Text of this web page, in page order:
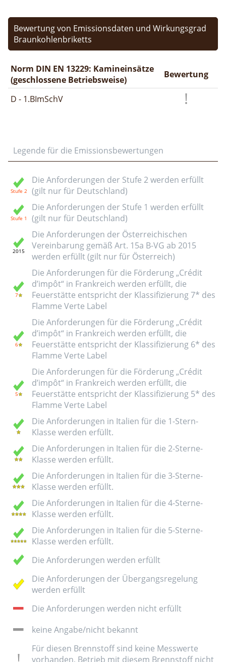
Bewertung von Emissionsdaten und Wirkungsgrad
Braunkohlenbriketts
Norm DIN EN 13229: Kamineinsätze
(geschlossene Betriebsweise)
Bewertung
D - 1.BImSchV
Legende für die Emissionsbewertungen
Die Anforderungen der Stufe 2 werden erfüllt
(gilt nur für Deutschland)
Die Anforderungen der Stufe 1 werden erfüllt
(gilt nur für Deutschland)
Die Anforderungen der Österreichischen
Vereinbarung gemäß Art. 15a B-VG ab 2015
werden erfüllt (gilt nur für Österreich)
Die Anforderungen für die Förderung „Crédit
d’impôt“ in Frankreich werden erfüllt, die
Feuerstätte entspricht der Klassifizierung 7* des
Flamme Verte Label
Die Anforderungen für die Förderung „Crédit
d’impôt“ in Frankreich werden erfüllt, die
Feuerstätte entspricht der Klassifizierung 6* des
Flamme Verte Label
Die Anforderungen für die Förderung „Crédit
d’impôt“ in Frankreich werden erfüllt, die
Feuerstätte entspricht der Klassifizierung 5* des
Flamme Verte Label
Die Anforderungen in Italien für die 1-Stern-
Klasse werden erfüllt.
Die Anforderungen in Italien für die 2-Sterne-
Klasse werden erfüllt.
Die Anforderungen in Italien für die 3-Sterne-
Klasse werden erfüllt.
Die Anforderungen in Italien für die 4-Sterne-
Klasse werden erfüllt.
Die Anforderungen in Italien für die 5-Sterne-
Klasse werden erfüllt.
Die Anforderungen werden erfüllt
Die Anforderungen der Übergangsregelung
werden erfüllt
Die Anforderungen werden nicht erfüllt
keine Angabe/nicht bekannt
Für diesen Brennstoff sind keine Messwerte
vorhanden, Betrieb mit diesem Brennstoff nicht